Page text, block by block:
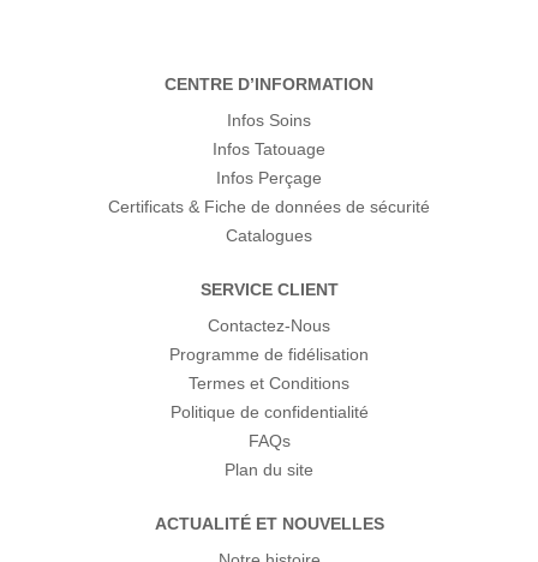
CENTRE D’INFORMATION
Infos Soins
Infos Tatouage
Infos Perçage
Certificats & Fiche de données de sécurité
Catalogues
SERVICE CLIENT
Contactez-Nous
Programme de fidélisation
Termes et Conditions
Politique de confidentialité
FAQs
Plan du site
ACTUALITÉ ET NOUVELLES